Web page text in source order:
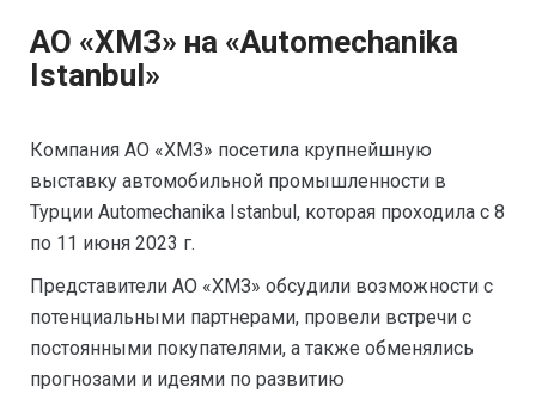
AO «ХМЗ» на «Automechanika
Istanbul»
Компания AO «ХМЗ» посетила крупнейшную
выставку автомобильной промышленности в
Турции Automechanika Istanbul, которая проходила с 8
по 11 июня 2023 г.
Представители AO «ХМЗ» обсудили возможности с
потенциальными партнерами, провели встречи с
постоянными покупателями, а также обменялись
прогнозами и идеями по развитию